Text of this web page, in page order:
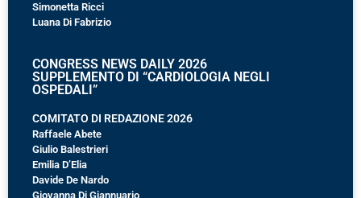
Simonetta Ricci
Luana Di Fabrizio
CONGRESS NEWS DAILY 2026
SUPPLEMENTO DI “CARDIOLOGIA NEGLI
OSPEDALI”
COMITATO DI REDAZIONE 2026
Raffaele Abete
Giulio Balestrieri
Emilia D’Elia
Davide De Nardo
Giovanna Di Giannuario